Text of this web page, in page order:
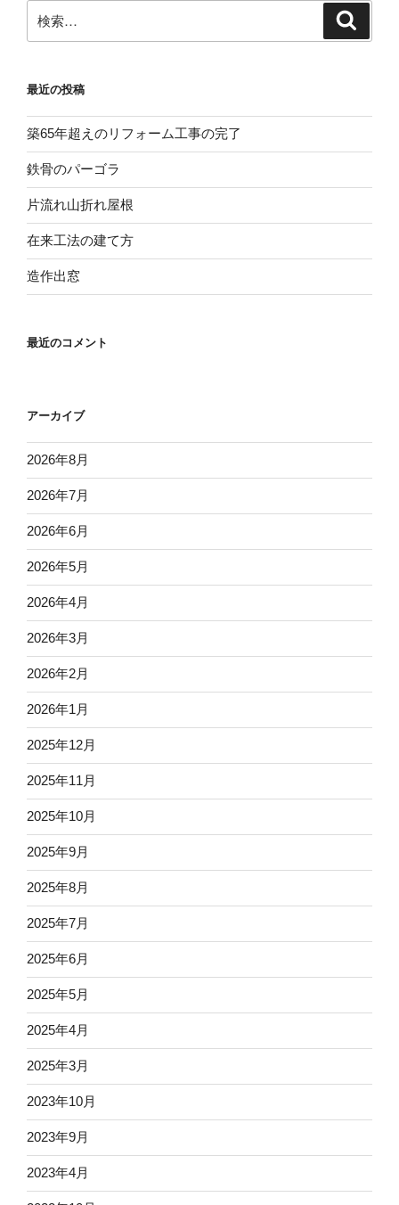
索:
最近の投稿
築65年超えのリフォーム工事の完了
鉄骨のパーゴラ
片流れ山折れ屋根
在来工法の建て方
造作出窓
最近のコメント
アーカイブ
2026年8月
2026年7月
2026年6月
2026年5月
2026年4月
2026年3月
2026年2月
2026年1月
2025年12月
2025年11月
2025年10月
2025年9月
2025年8月
2025年7月
2025年6月
2025年5月
2025年4月
2025年3月
2023年10月
2023年9月
2023年4月